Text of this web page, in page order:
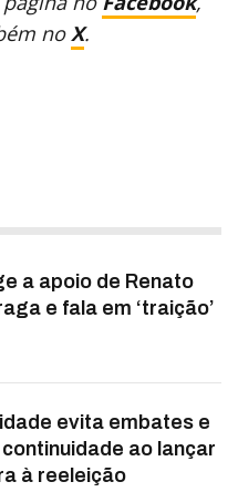
noX.
a apoio de Renato
e fala em ‘traição’
evita embates e
ao lançar
à reeleição